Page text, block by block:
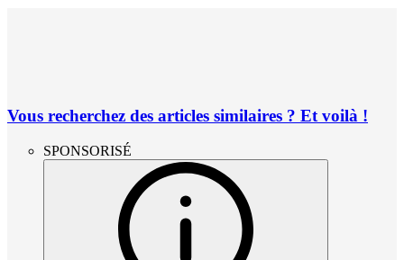
Vous recherchez des articles similaires ? Et voilà !
SPONSORISÉ